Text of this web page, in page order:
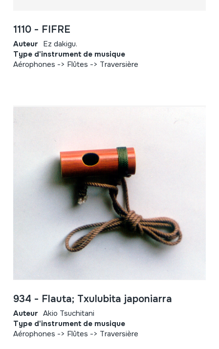
1110 - FIFRE
Auteur Ez dakigu.
Type d'instrument de musique
Aérophones -> Flûtes -> Traversière
934 - Flauta; Txulubita japoniarra
Auteur Akio Tsuchitani
Type d'instrument de musique
Aérophones -> Flûtes -> Traversière